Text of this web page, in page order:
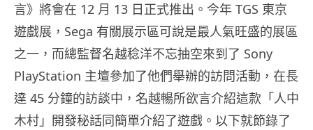
言》將會在 12 月 13 日正式推出。今年 TGS 東京
遊戲展，Sega 有關展示區可說是最人氣旺盛的展區
之一，而總監督名越稔洋不忘抽空來到了 Sony
PlayStation 主壇參加了他們舉辦的訪問活動，在長
達 45 分鐘的訪談中，名越暢所欲言介紹這款「人中
木村」開發秘話同簡單介紹了遊戲。以下就節錄了